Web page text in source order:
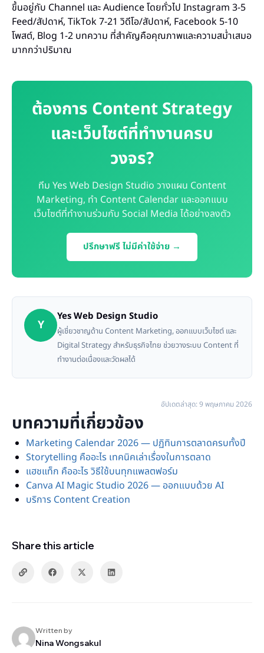
ขึ้นอยู่กับ Channel และ Audience โดยทั่วไป Instagram 3-5
Feed/สัปดาห์, TikTok 7-21 วิดีโอ/สัปดาห์, Facebook 5-10
โพสต์, Blog 1-2 บทความ ที่สำคัญคือคุณภาพและความสม่ำเสมอ
มากกว่าปริมาณ
ต้องการ Content Strategy
และเว็บไซต์ที่ทำงานครบ
วงจร?
ทีม Yes Web Design Studio วางแผน Content
Marketing, ทำ Content Calendar และออกแบบ
เว็บไซต์ที่ทำงานร่วมกับ Social Media ได้อย่างลงตัว
ปรึกษาฟรี ไม่มีค่าใช้จ่าย →
Y
Yes Web Design Studio
ผู้เชี่ยวชาญด้าน Content Marketing, ออกแบบเว็บไซต์ และ
Digital Strategy สำหรับธุรกิจไทย ช่วยวางระบบ Content ที่
ทำงานต่อเนื่องและวัดผลได้
อัปเดตล่าสุด: 9 พฤษภาคม 2026
บทความที่เกี่ยวข้อง
Marketing Calendar 2026 — ปฏิทินการตลาดครบทั้งปี
Storytelling คืออะไร เทคนิคเล่าเรื่องในการตลาด
แฮชแท็ก คืออะไร วิธีใช้บนทุกแพลตฟอร์ม
Canva AI Magic Studio 2026 — ออกแบบด้วย AI
บริการ Content Creation
Share this article
Written by
Nina Wongsakul